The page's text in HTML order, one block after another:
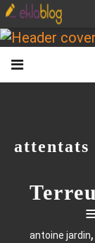
attentats
antoine jardin,